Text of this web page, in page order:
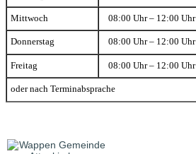
Mittwoch 08:00 Uhr – 12:00 Uhr
Donnerstag 08:00 Uhr – 12:00 Uhr
Freitag 08:00 Uhr – 12:00 Uhr
oder nach Terminabsprache